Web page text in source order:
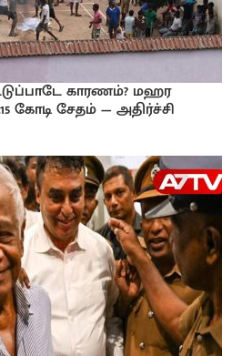
காரணம்? மஹர
கோடி சேதம் — அதிர்ச்சி